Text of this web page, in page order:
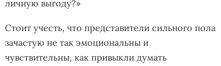
личную выгоду?»
Стоит учесть, что представители сильного пола
зачастую не так эмоциональны и
чувствительны, как привыкли думать